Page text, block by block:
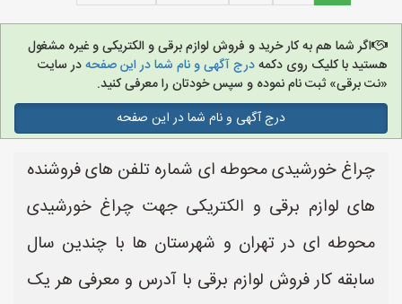
اگر شما هم به کار خرید و فروش لوازم برقی و الکتریکی و غیره مشغول
هستید با کلیک روی دکمهدرج آگهی و نام شما در این صفحهدر سایت
«نت برقی» ثبت نام نموده و سپس خودتان را معرفی کنید.
درج آگهی و نام شما در این صفحه
چراغ خورشیدی محوطه ای شماره تلفن های فروشنده
های لوازم برقی و الکتریکی جهت چراغ خورشیدی
محوطه ای در تهران و شهرستان ها با چندین سال
سابقه کار فروش لوازم برقی با آدرس و معرفی هر یک